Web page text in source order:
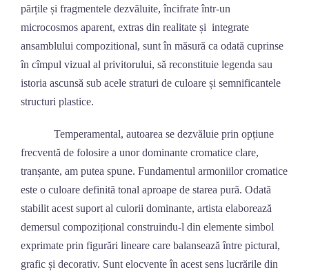
părțile și fragmentele dezvăluite, încifrate într-un
microcosmos aparent, extras din realitate și integrate
ansamblului compozitional, sunt în măsură ca odată cuprinse
în cîmpul vizual al privitorului, să reconstituie legenda sau
istoria ascunsă sub acele straturi de culoare și semnificantele
structuri plastice.
Temperamental, autoarea se dezvăluie prin opțiune
frecventă de folosire a unor dominante cromatice clare,
tranșante, am putea spune. Fundamentul armoniilor cromatice
este o culoare definită tonal aproape de starea pură. Odată
stabilit acest suport al culorii dominante, artista elaborează
demersul compozițional construindu-l din elemente simbol
exprimate prin figurări lineare care balansează între pictural,
grafic și decorativ. Sunt elocvente în acest sens lucrările din